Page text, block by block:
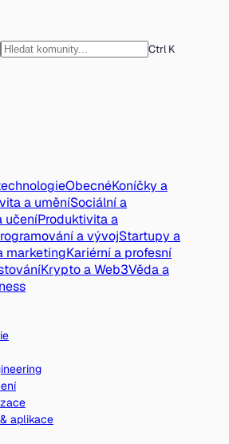
Ctrl K
ObecnéKoníčky a
a uměníSociální a
učeníProduktivita a
a vývojStartupy a
marketingKariérní a profesní
Krypto a Web3Věda a
aplikace